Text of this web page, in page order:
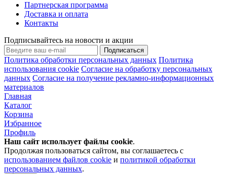
Партнерская программа
Доставка и оплата
Контакты
Подписывайтесь на новости и акции
Подписаться
Политика обработки персональных данных Политика
использования cookie Согласие на обработку персональных
данных Согласие на получение рекламно-информационных
материалов
Главная
Каталог
Корзина
Избранное
Профиль
Наш сайт использует файлы cookie.
Продолжая пользоваться сайтом, вы соглашаетесь с
использованием файлов cookie и политикой обработки
персональных данных.